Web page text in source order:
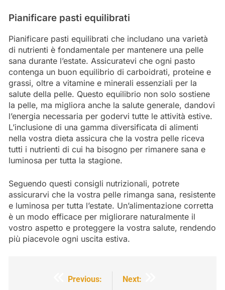
Pianificare pasti equilibrati
Pianificare pasti equilibrati che includano una varietà
di nutrienti è fondamentale per mantenere una pelle
sana durante l’estate. Assicuratevi che ogni pasto
contenga un buon equilibrio di carboidrati, proteine e
grassi, oltre a vitamine e minerali essenziali per la
salute della pelle. Questo equilibrio non solo sostiene
la pelle, ma migliora anche la salute generale, dandovi
l’energia necessaria per godervi tutte le attività estive.
L’inclusione di una gamma diversificata di alimenti
nella vostra dieta assicura che la vostra pelle riceva
tutti i nutrienti di cui ha bisogno per rimanere sana e
luminosa per tutta la stagione.
Seguendo questi consigli nutrizionali, potrete
assicurarvi che la vostra pelle rimanga sana, resistente
e luminosa per tutta l’estate. Un’alimentazione corretta
è un modo efficace per migliorare naturalmente il
vostro aspetto e proteggere la vostra salute, rendendo
più piacevole ogni uscita estiva.
NavigazionePrevious:
Next: